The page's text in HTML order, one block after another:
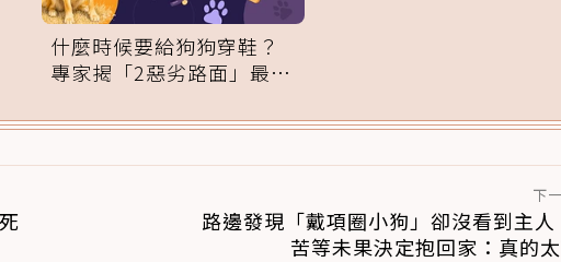
什麼時候要給狗狗穿鞋？
專家揭「2惡劣路面」最傷
下
路邊發現「戴項圈小狗」卻沒看到主人
苦等未果決定抱回家：真的